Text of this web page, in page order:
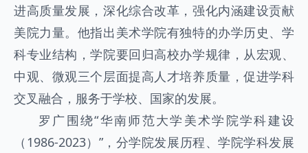
进高质量发展，深化综合改革，强化内涵建设贡献
美院力量。他指出美术学院有独特的办学历史、学
科专业结构，学院要回归高校办学规律，从宏观、
中观、微观三个层面提高人才培养质量，促进学科
交叉融合，服务于学校、国家的发展。
罗广围绕“华南师范大学美术学院学科建设
（1986-2023）”，分学院发展历程、学院学科发展